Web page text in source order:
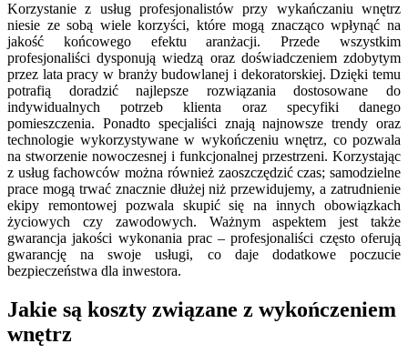
Korzystanie z usług profesjonalistów przy wykańczaniu wnętrz
niesie ze sobą wiele korzyści, które mogą znacząco wpłynąć na
jakość końcowego efektu aranżacji. Przede wszystkim
profesjonaliści dysponują wiedzą oraz doświadczeniem zdobytym
przez lata pracy w branży budowlanej i dekoratorskiej. Dzięki temu
potrafią doradzić najlepsze rozwiązania dostosowane do
indywidualnych potrzeb klienta oraz specyfiki danego
pomieszczenia. Ponadto specjaliści znają najnowsze trendy oraz
technologie wykorzystywane w wykończeniu wnętrz, co pozwala
na stworzenie nowoczesnej i funkcjonalnej przestrzeni. Korzystając
z usług fachowców można również zaoszczędzić czas; samodzielne
prace mogą trwać znacznie dłużej niż przewidujemy, a zatrudnienie
ekipy remontowej pozwala skupić się na innych obowiązkach
życiowych czy zawodowych. Ważnym aspektem jest także
gwarancja jakości wykonania prac – profesjonaliści często oferują
gwarancję na swoje usługi, co daje dodatkowe poczucie
bezpieczeństwa dla inwestora.
Jakie są koszty związane z wykończeniem
wnętrz